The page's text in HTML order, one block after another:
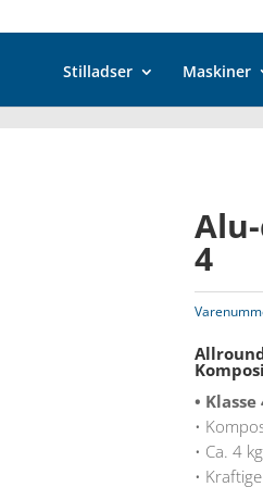
Stilladser Maskiner
4
•
•
• Ca. 4
•